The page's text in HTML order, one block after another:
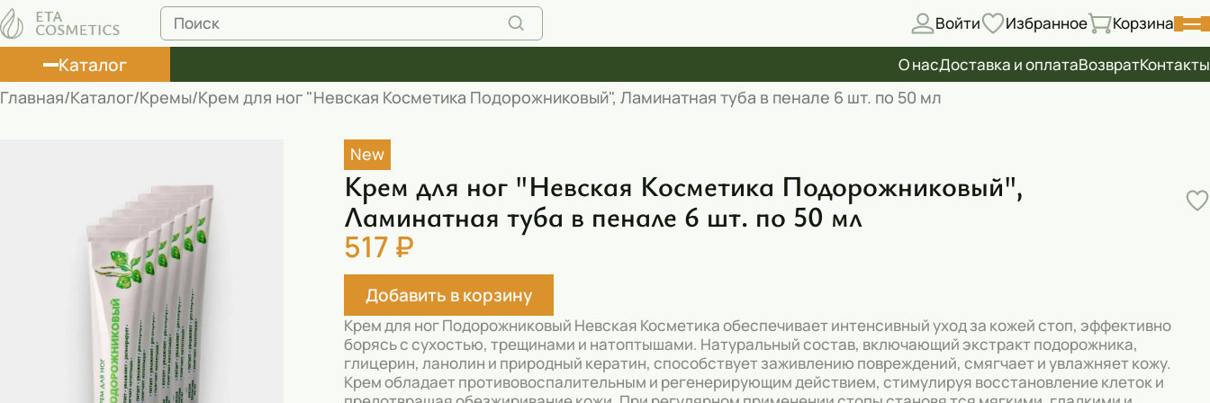
Войти Избранное Корзина
Каталог О насДоставка и оплатаВозвратКонтакты
Корректоры
Маски косметические
Муссы
Масла
Пена для ванны
Румяна
Главная Каталог Кремы Крем для ног "Невская Косметика Подорожниковый", Ламинатная туба в пенале 6 шт. по 50 мл
New
Крем для ног "Невская Косметика Подорожниковый",
Ламинатная туба в пенале 6 шт. по 50 мл
517 ₽
Добавить в корзину
Крем для ног Подорожниковый Невская Косметика обеспечивает интенсивный уход за кожей стоп, эффективно
борясь с сухостью, трещинами и натоптышами. Натуральный состав, включающий экстракт подорожника,
глицерин, ланолин и природный кератин, способствует заживлению повреждений, смягчает и увлажняет кожу.
Крем обладает противовоспалительным и регенерирующим действием, стимулируя восстановление клеток и